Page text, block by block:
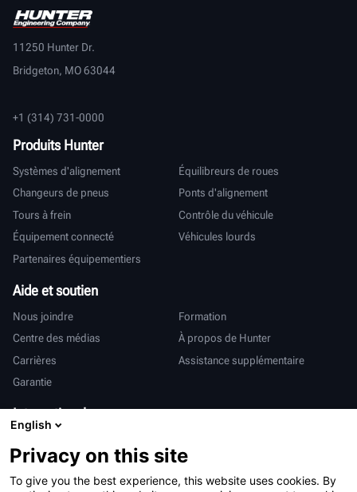
11250 Hunter Dr.
Bridgeton, MO 63044
+1 (314) 731-0000
Produits Hunter
Systèmes d'alignement
Équilibreurs de roues
Changeurs de pneus
Ponts d'alignement
Tours à frein
Contrôle du véhicule
Équipement connecté
Véhicules lourds
Partenaires équipementiers
Aide et soutien
Nous joindre
Formation
Centre des médias
À propos de Hunter
Carrières
Assistance supplémentaire
Garantie
International
亨特中国
English
Privacy on this site
To give you the best experience, this website uses cookies. By